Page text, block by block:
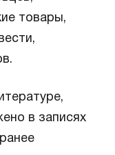
товары,
в записях